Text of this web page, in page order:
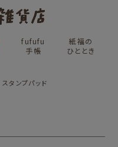
fufufu
手帳
紙福の
ひととき
スタンプパッド